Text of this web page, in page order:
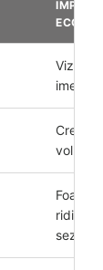
IMPACT
Vizibil
imediat
Crește
volumul
Foarte
ridicat
sezon